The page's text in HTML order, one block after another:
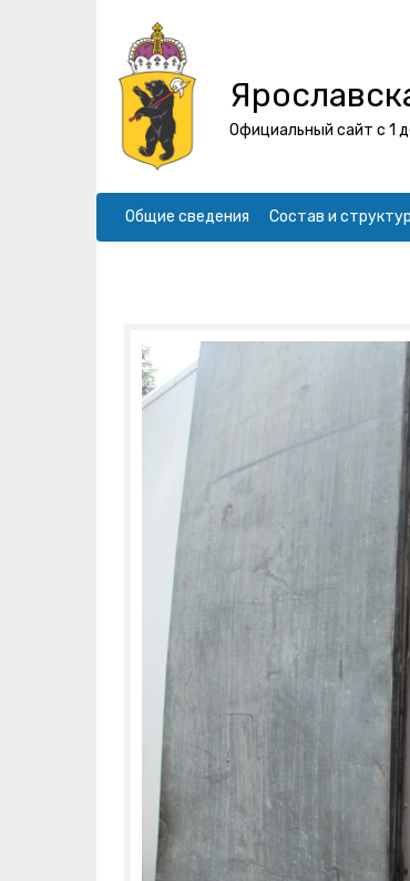
Официальный сайт с 1
Общие сведения Состав и